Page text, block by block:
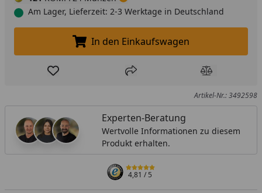
Am Lager, Lieferzeit: 2-3 Werktage in Deutschland
In den Einkaufswagen legen
In den Einkaufswagen
Produkt zur Wunschliste hinzufügen
Teilen Produkt
Artikel-Nr.: 3492598
Experten-Beratung
Wertvolle Informationen zu diesem
Produkt erhalten.
4,81/ 5